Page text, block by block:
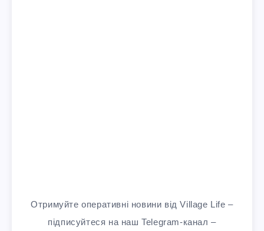
Отримуйте оперативні новини від Village Life –
підписуйтеся на наш Telegram-канал –